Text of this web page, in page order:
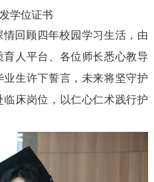
学位证书
回顾四年校园学习生活，由
人平台、各位师长悉心教导
生许下誓言，未来将坚守护
床岗位，以仁心仁术践行护